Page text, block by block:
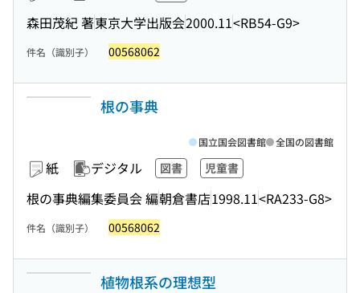
森田茂紀 著東京大学出版会2000.11<RB54-G9>
件名（識別子） 00568062
根の事典
紙 デジタル 図書 児童書
根の事典編集委員会 編朝倉書店1998.11<RA233-G8>
国立国会図書館 全国の図書館
件名（識別子） 00568062
植物根系の理想型